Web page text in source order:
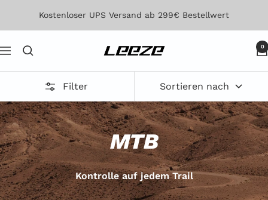
Kostenloser UPS Versand ab 299€ Bestellwert
Navigation Leeze 0
Filter Sortieren nach
MTB
Kontrolle auf jedem Trail